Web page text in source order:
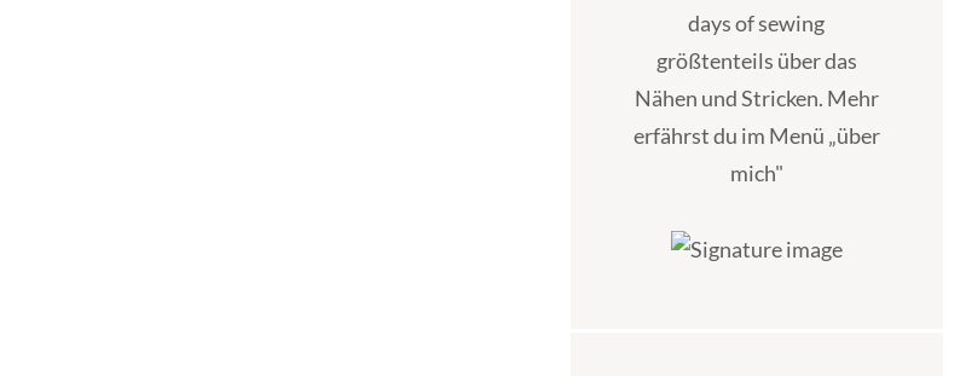
days of sewing
größtenteils über das
Nähen und Stricken. Mehr
erfährst du im Menü „über
mich"